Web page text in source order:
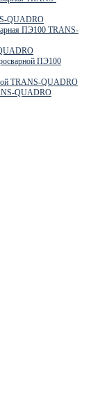
QUADRO
ПЭ100 TRANS-
ПЭ100
TRANS-QUADRO
QUADRO